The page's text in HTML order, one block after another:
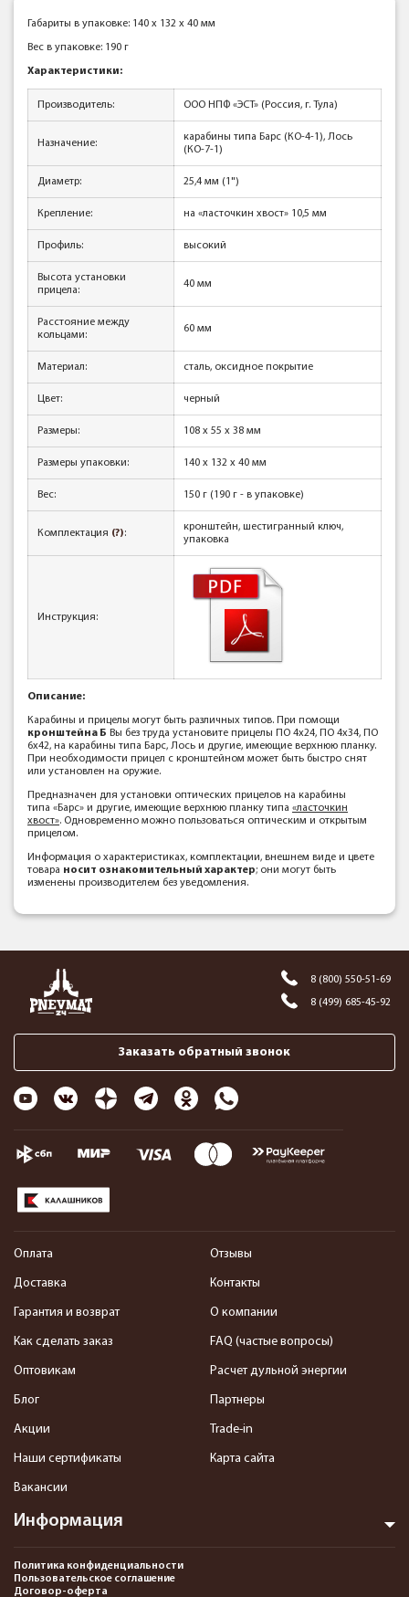
Габариты в упаковке: 140 x 132 x 40 мм
Вес в упаковке: 190 г
Характеристики:
Производитель: ООО НПФ «ЭСТ» (Россия, г. Тула)
Назначение:
карабины типа Барс (КО-4-1), Лось
(КО-7-1)
Диаметр: 25,4 мм (1")
Крепление: на «ласточкин хвост» 10,5 мм
Профиль: высокий
Высота установки
прицела:
40 мм
Расстояние между
кольцами:
60 мм
Материал: сталь, оксидное покрытие
Цвет: черный
Размеры: 108 x 55 x 38 мм
Размеры упаковки: 140 x 132 x 40 мм
Вес: 150 г (190 г - в упаковке)
Комплектация (?):
кронштейн, шестигранный ключ,
упаковка
Инструкция:
Описание:
Карабины и прицелы могут быть различных типов. При помощи
кронштейна Б Вы без труда установите прицелы ПО 4х24, ПО 4х34, ПО
6х42, на карабины типа Барс, Лось и другие, имеющие верхнюю планку.
При необходимости прицел с кронштейном может быть быстро снят
или установлен на оружие.
Предназначен для установки оптических прицелов на карабины
типа «Барс» и другие, имеющие верхнюю планку типа «ласточкин
хвост». Одновременно можно пользоваться оптическим и открытым
прицелом.
Информация о характеристиках, комплектации, внешнем виде и цвете
товара носит ознакомительный характер; они могут быть
изменены производителем без уведомления.
8 (800) 550-51-69
8 (499) 685-45-92
Заказать обратный звонок
Информация
Оплата
Доставка
Гарантия и возврат
Как сделать заказ
Оптовикам
Блог
Акции
Наши сертификаты
Вакансии
Отзывы
Контакты
О компании
FAQ (частые вопросы)
Расчет дульной энергии
Партнеры
Trade-in
Карта сайта
Политика конфиденциальности
Пользовательское соглашение
Договор-оферта